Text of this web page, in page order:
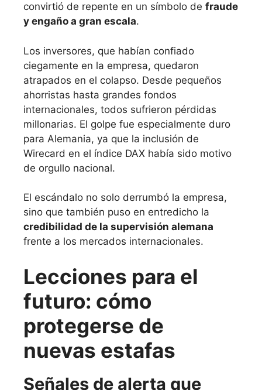
convirtió de repente en un símbolo de fraude
y engaño a gran escala.
Los inversores, que habían confiado
ciegamente en la empresa, quedaron
atrapados en el colapso. Desde pequeños
ahorristas hasta grandes fondos
internacionales, todos sufrieron pérdidas
millonarias. El golpe fue especialmente duro
para Alemania, ya que la inclusión de
Wirecard en el índice DAX había sido motivo
de orgullo nacional.
El escándalo no solo derrumbó la empresa,
sino que también puso en entredicho la
credibilidad de la supervisión alemana
frente a los mercados internacionales.
Lecciones para el
futuro: cómo
protegerse de
nuevas estafas
Señales de alerta que